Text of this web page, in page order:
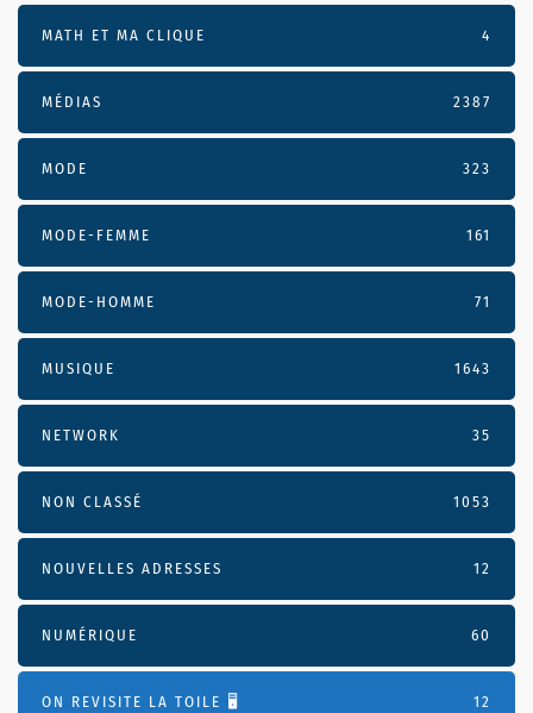
MATH ET MA CLIQUE 4
MÉDIAS 2387
MODE 323
MODE-FEMME 161
MODE-HOMME 71
MUSIQUE 1643
NETWORK 35
NON CLASSÉ 1053
NOUVELLES ADRESSES 12
NUMÉRIQUE 60
ON REVISITE LA TOILE 🖥️ 12